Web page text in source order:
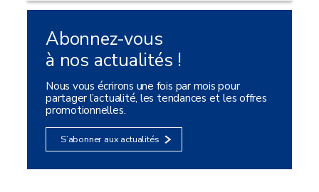
Abonnez-vous
à nos actualités !
Nous vous écrirons une fois par mois pour
partager l’actualité, les tendances et les offres
promotionnelles.
S’abonner aux actualités